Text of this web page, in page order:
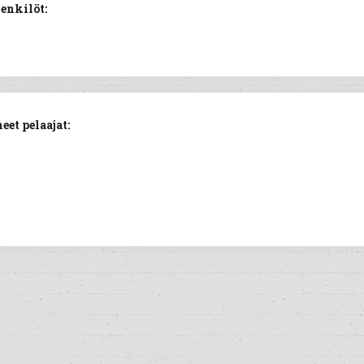
pelaajat: